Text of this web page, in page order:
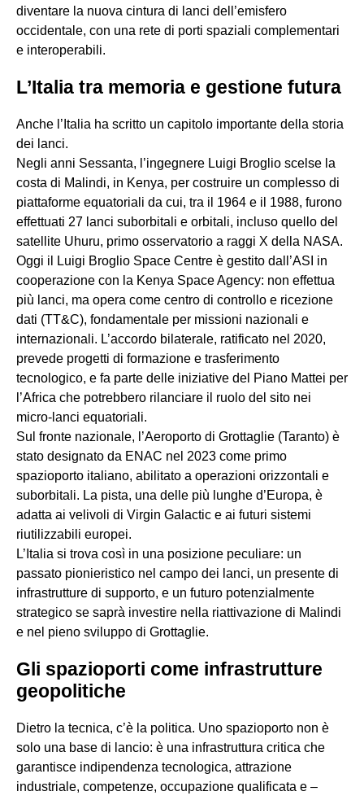
diventare la nuova cintura di lanci dell’emisfero
occidentale, con una rete di porti spaziali complementari
e interoperabili.
L’Italia tra memoria e gestione futura
Anche l’Italia ha scritto un capitolo importante della storia
dei lanci.
Negli anni Sessanta, l’ingegnere Luigi Broglio scelse la
costa di Malindi, in Kenya, per costruire un complesso di
piattaforme equatoriali da cui, tra il 1964 e il 1988, furono
effettuati 27 lanci suborbitali e orbitali, incluso quello del
satellite Uhuru, primo osservatorio a raggi X della NASA.
Oggi il Luigi Broglio Space Centre è gestito dall’ASI in
cooperazione con la Kenya Space Agency: non effettua
più lanci, ma opera come centro di controllo e ricezione
dati (TT&C), fondamentale per missioni nazionali e
internazionali. L’accordo bilaterale, ratificato nel 2020,
prevede progetti di formazione e trasferimento
tecnologico, e fa parte delle iniziative del Piano Mattei per
l’Africa che potrebbero rilanciare il ruolo del sito nei
micro-lanci equatoriali.
Sul fronte nazionale, l’Aeroporto di Grottaglie (Taranto) è
stato designato da ENAC nel 2023 come primo
spazioporto italiano, abilitato a operazioni orizzontali e
suborbitali. La pista, una delle più lunghe d’Europa, è
adatta ai velivoli di Virgin Galactic e ai futuri sistemi
riutilizzabili europei.
L’Italia si trova così in una posizione peculiare: un
passato pionieristico nel campo dei lanci, un presente di
infrastrutture di supporto, e un futuro potenzialmente
strategico se saprà investire nella riattivazione di Malindi
e nel pieno sviluppo di Grottaglie.
Gli spazioporti come infrastrutture
geopolitiche
Dietro la tecnica, c’è la politica. Uno spazioporto non è
solo una base di lancio: è una infrastruttura critica che
garantisce indipendenza tecnologica, attrazione
industriale, competenze, occupazione qualificata e –